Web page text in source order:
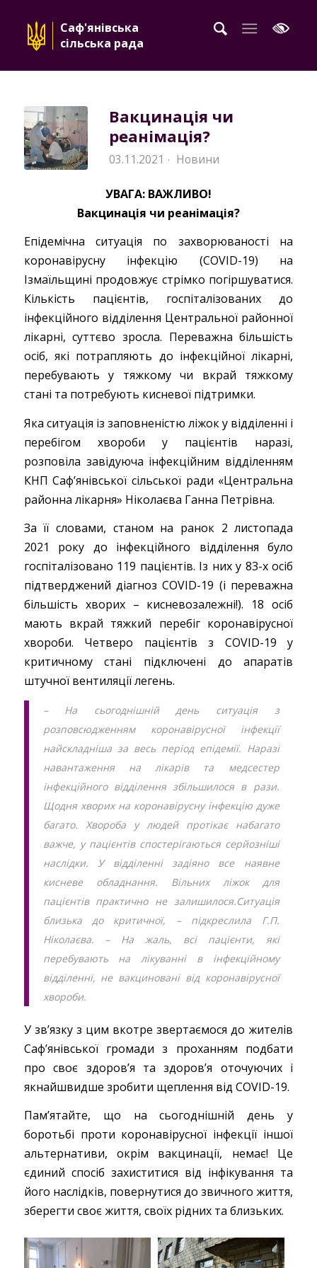
Саф'янівська
сільська рада
Вакцинація чи
реанімація?
03.11.2021 · Новини
УВАГА: ВАЖЛИВО!
Вакцинація чи реанімація?
Епідемічна ситуація по захворюваності на
коронавірусну інфекцію (COVID-19) на
Ізмаїльщині продовжує стрімко погіршуватися.
Кількість пацієнтів, госпіталізованих до
інфекційного відділення Центральної районної
лікарні, суттєво зросла. Переважна більшість
осіб, які потрапляють до інфекційної лікарні,
перебувають у тяжкому чи вкрай тяжкому
стані та потребують кисневої підтримки.
Яка ситуація із заповненістю ліжок у відділенні і
перебігом хвороби у пацієнтів наразі,
розповіла завідуюча інфекційним відділенням
КНП Саф’янівської сільської ради «Центральна
районна лікарня» Ніколаєва Ганна Петрівна.
За її словами, станом на ранок 2 листопада
2021 року до інфекційного відділення було
госпіталізовано 119 пацієнтів. Із них у 83-х осіб
підтверджений діагноз COVID-19 (і переважна
більшість хворих – кисневозалежні!). 18 осіб
мають вкрай тяжкий перебіг коронавірусної
хвороби. Четверо пацієнтів з COVID-19 у
критичному стані підключені до апаратів
штучної вентиляції легень.
– На сьогоднішній день ситуація з
розповсюдженням коронавірусної інфекції
найскладніша за весь період епідемії. Наразі
навантаження на лікарів та медсестер
інфекційного відділення збільшилося в рази.
Щодня хворих на коронавірусну інфекцію дуже
багато. Хвороба у людей протікає набагато
важче, у пацієнтів спостерігаються серйозніші
наслідки. У відділенні задіяно все наявне
кисневе обладнання. Вільних ліжок для
пацієнтів практично не залишилося.Ситуація
близька до критичної, – підкреслила Г.П.
Ніколаєва. – На жаль, всі пацієнти, які
перебувають на лікуванні в інфекційному
відділенні, не вакциновані від коронавірусної
хвороби.
У зв’язку з цим вкотре звертаємося до жителів
Саф’янівської громади з проханням подбати
про своє здоров’я та здоров’я оточуючих і
якнайшвидше зробити щеплення від COVID-19.
Пам’ятайте, що на сьогоднішній день у
боротьбі проти коронавірусної інфекції іншої
альтернативи, окрім вакцинації, немає! Це
єдиний спосіб захиститися від інфікування та
його наслідків, повернутися до звичного життя,
зберегти своє життя, своїх рідних та близьких.